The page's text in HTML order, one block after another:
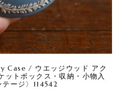
Case / ウエッジウッド アク
ットボックス・収納・小物入
ージ〉114542